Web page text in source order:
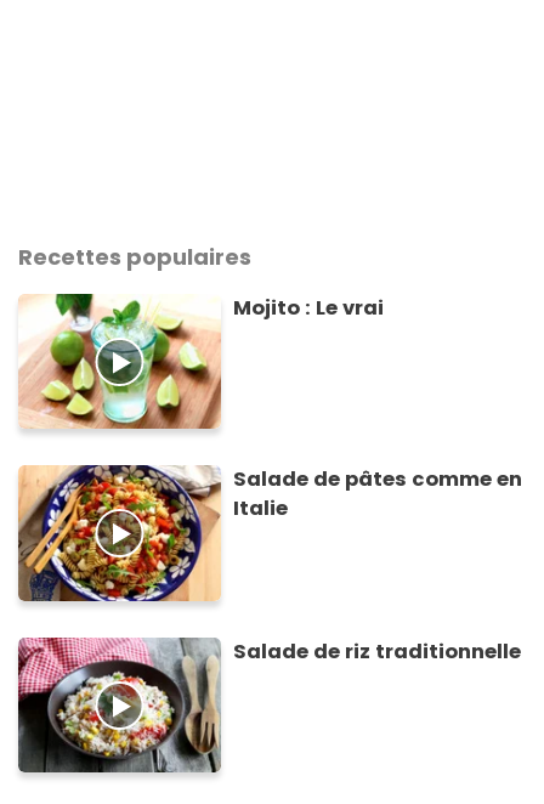
Recettes populaires
Mojito : Le vrai
Salade de pâtes comme en
Italie
Salade de riz traditionnelle